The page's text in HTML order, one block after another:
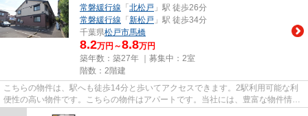
常磐緩行線 「 北松戸 」駅 徒歩26分
常磐緩行線 「 新松戸 」駅 徒歩34分
千葉県松戸市馬橋
8.2万円～8.8万円
築年数：築27年 ｜募集中： 2室
階数：2階建
こちらの物件は、駅へも徒歩14分と歩いてアクセスできます。2駅利用可能な利
便性の高い物件です。こちらの物件はアパートです。当社には、豊富な物件情報